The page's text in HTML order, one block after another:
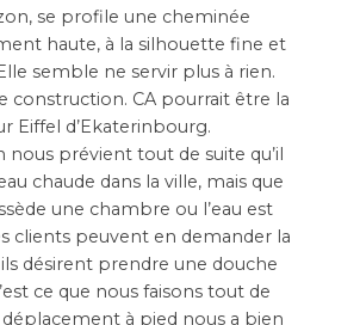
se profile une cheminée
haute, à la silhouette fine et
semble ne servir plus à rien.
construction. CA pourrait être la
Eiffel d’Ekaterinbourg.
nous prévient tout de suite qu’il
chaude dans la ville, mais que
une chambre ou l’eau est
clients peuvent en demander la
désirent prendre une douche
ce que nous faisons tout de
déplacement à pied nous a bien